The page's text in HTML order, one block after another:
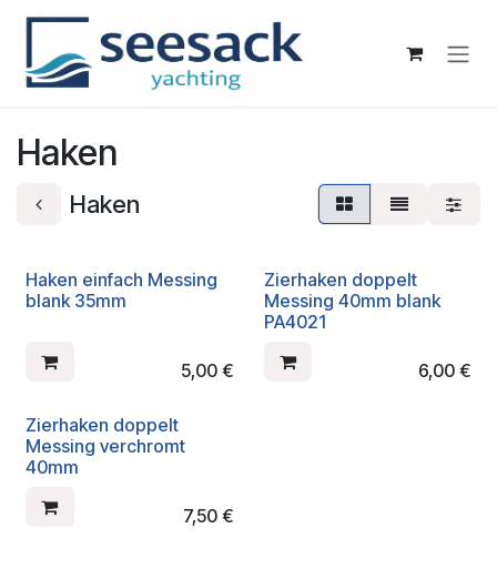
Zum Inhalt springen
Haken
Haken
Haken einfach Messing
blank 35mm
5,00€
Zierhaken doppelt
Messing 40mm blank
PA4021
6,00 €
Zierhaken doppelt
Messing verchromt
40mm
7,50€